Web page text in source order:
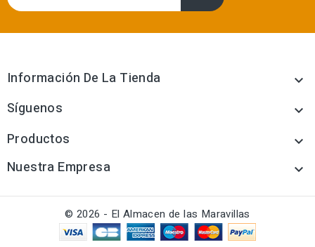
Información De La Tienda 
Síguenos 
Productos 
Nuestra Empresa 
© 2026 - El Almacen de las Maravillas